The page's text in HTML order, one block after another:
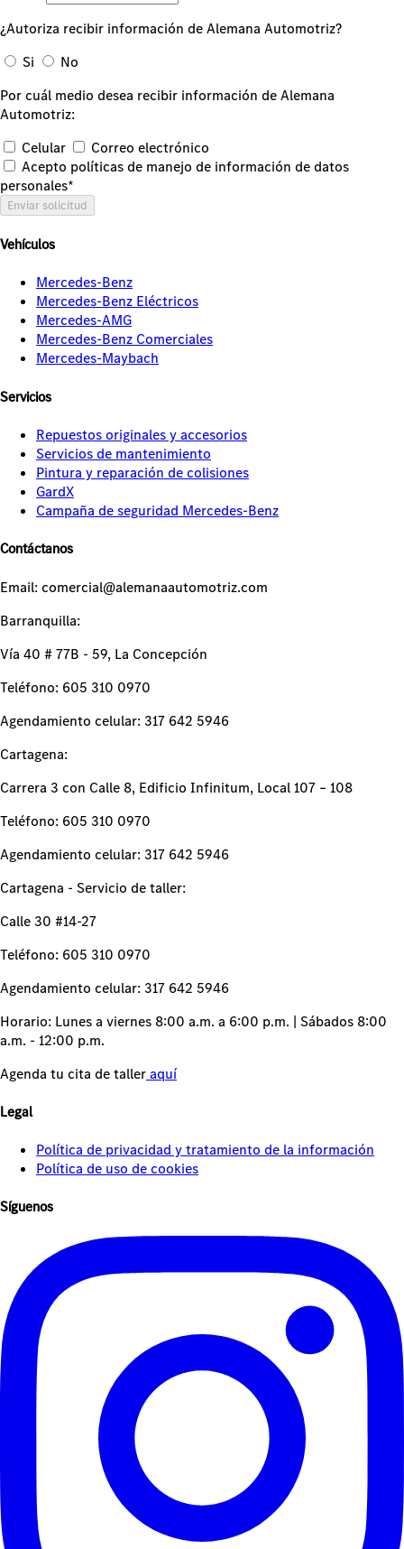
¿Autoriza recibir información de Alemana Automotriz?
Si
No
Por cuál medio desea recibir información de Alemana
Automotriz:
Celular
Correo electrónico
Acepto políticas de manejo de información de datos
personales*
Enviar solicitud
Vehículos
Mercedes-Benz
Mercedes-Benz Eléctricos
Mercedes-AMG
Mercedes-Benz Comerciales
Mercedes-Maybach
Servicios
Repuestos originales y accesorios
Servicios de mantenimiento
Pintura y reparación de colisiones
GardX
Campaña de seguridad Mercedes-Benz
Contáctanos
Email: comercial@alemanaautomotriz.com
Barranquilla:
Vía 40 # 77B - 59, La Concepción
Teléfono: 605 310 0970
Agendamiento celular: 317 642 5946
Cartagena:
Carrera 3 con Calle 8, Edificio Infinitum, Local 107 – 108
Teléfono: 605 310 0970
Agendamiento celular: 317 642 5946
Cartagena - Servicio de taller:
Calle 30 #14-27
Teléfono: 605 310 0970
Agendamiento celular: 317 642 5946
Horario: Lunes a viernes 8:00 a.m. a 6:00 p.m. | Sábados 8:00
a.m. - 12:00 p.m.
Agenda tu cita de talleraquí
Legal
Política de privacidad y tratamiento de la información
Política de uso de cookies
Síguenos